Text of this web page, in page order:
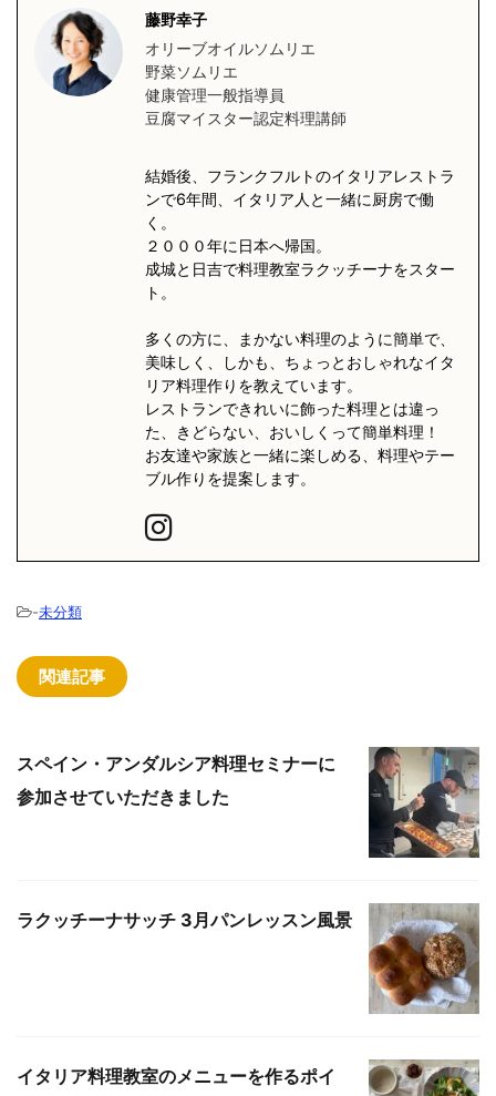
藤野幸子
オリーブオイルソムリエ
野菜ソムリエ
健康管理一般指導員
豆腐マイスター認定料理講師
結婚後、フランクフルトのイタリアレストラ
ンで6年間、イタリア人と一緒に厨房で働
く。
２０００年に日本へ帰国。
成城と日吉で料理教室ラクッチーナをスター
ト。
多くの方に、まかない料理のように簡単で、
美味しく、しかも、ちょっとおしゃれなイタ
リア料理作りを教えています。
レストランできれいに飾った料理とは違っ
た、きどらない、おいしくって簡単料理！
お友達や家族と一緒に楽しめる、料理やテー
ブル作りを提案します。
-未分類
関連記事
スペイン・アンダルシア料理セミナーに
参加させていただきました
ラクッチーナサッチ 3月パンレッスン風景
イタリア料理教室のメニューを作るポイ